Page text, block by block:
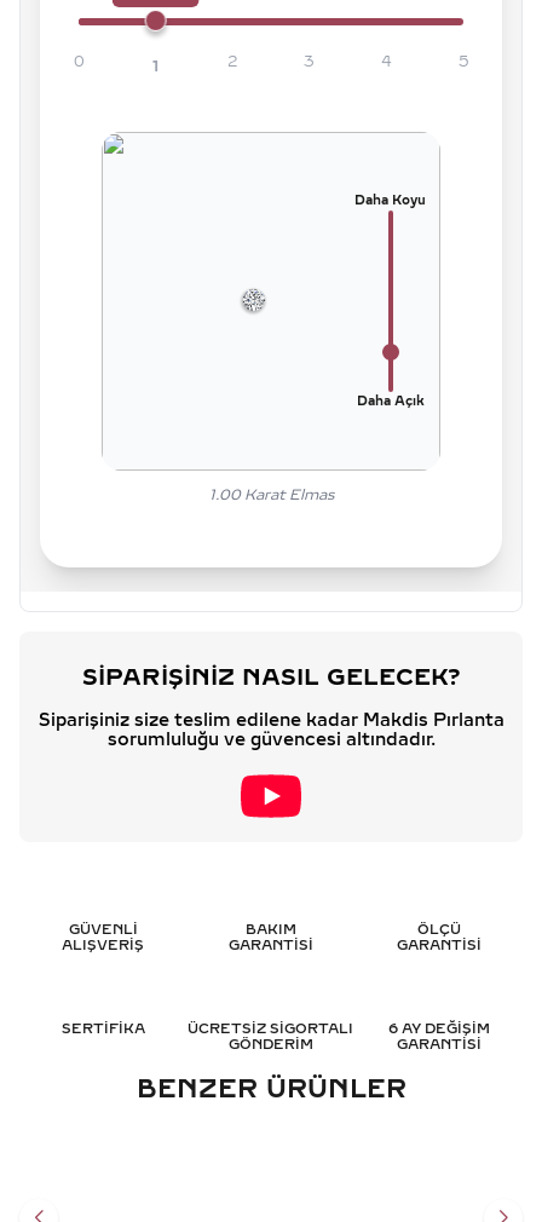
0 1 2 3 4 5
Daha Koyu
Daha Açık
1.00Karat Elmas
SIPARIŞINIZ NASIL GELECEK?
Siparişiniz size teslim edilene kadar Makdis Pırlanta
sorumluluğu ve güvencesi altındadır.
GÜVENLİ
ALIŞVERİŞ
BAKIM
GARANTİSİ
ÖLÇÜ
GARANTİSİ
SERTİFİKA
ÜCRETSİZ SİGORTALI
GÖNDERİM
6 AY DEĞİŞİM
GARANTİSİ
BENZER ÜRÜNLER